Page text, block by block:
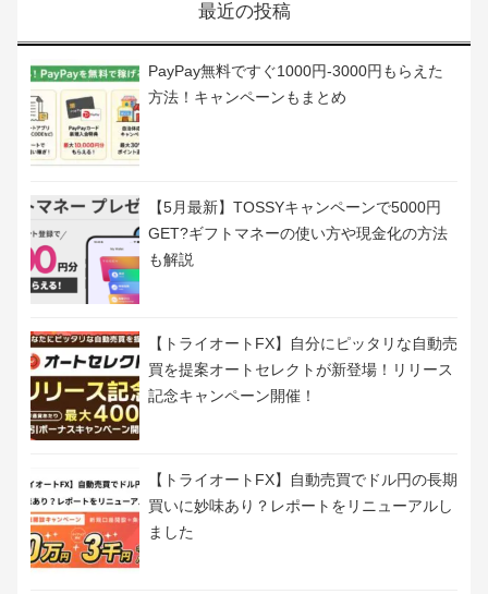
最近の投稿
PayPay無料ですぐ1000円-3000円もらえた
方法！キャンペーンもまとめ
【5月最新】TOSSYキャンペーンで5000円
GET?ギフトマネーの使い方や現金化の方法
も解説
【トライオートFX】自分にピッタリな自動売
買を提案オートセレクトが新登場！リリース
記念キャンペーン開催！
【トライオートFX】自動売買でドル円の長期
買いに妙味あり？レポートをリニューアルし
ました